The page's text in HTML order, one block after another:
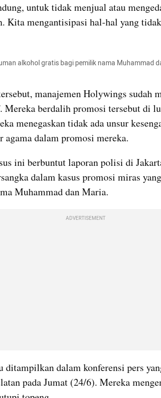
untuk tidak menjual atau
Kita mengantisipasi hal-hal yang
alkohol gratis bagi pemilik nama Muhammad
manajemen Holywings sudah
Mereka berdalih promosi tersebut di
menegaskan tidak ada unsur
agama dalam promosi mereka.
ini berbuntut laporan polisi di
dalam kasus promosi miras
Muhammad dan Maria.
ADVERTISEMENT
ditampilkan dalam konferensi pers
pada Jumat (24/6). Mereka